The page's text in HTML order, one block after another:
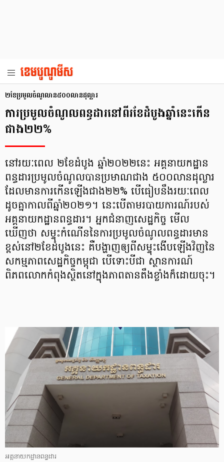
២ខែប្រមូលចំណូលាន៥០០លានដុល្លារ
ការប្រមូលចំណូលពន្ធដារនៅពីរខែដំបូងឆ្នាំនេះកើន
ជាង២២%
នៅរយៈពេល ២ខែដំបូង ឆ្នាំ២០២២នេះ អគ្គនាយកដ្ឋាន
ពន្ធដារប្រមូលចំណូលបានប្រមាណជាង ៥០០លានដុល្លារ
ដែលមានការកើនឡើងជាង២២% បើធៀបនឹងរយៈពេល
ដូចគ្នាកាលពីឆ្នាំ២០២១។ នេះបើតាមរបាយការណ៍របស់
អគ្គនាយកដ្ឋានពន្ធដារ។ អ្នកជំនាញសេដ្ឋកិច្ច មើល
ឃើញថា សម្ទុះកំណើននៃការប្រមូលចំណូលពន្ធដារមាន
ខ្ពស់នៅ២ខែដំបូងនេះ គឺបង្ហាញឲ្យពីសម្ទុះងើបឡើងវិញនៃ
សកម្មភាពសេដ្ឋកិច្ចកម្ពុជា បើទោះបីជា ស្ថានការណ៍
ពិភពលោកកំពុងស្ថិតនៅក្នុងភាពតានតឹងខ្លាំងក៏ដោយចុះ។
អគ្គនាយកដ្ឋានពន្ធដារ